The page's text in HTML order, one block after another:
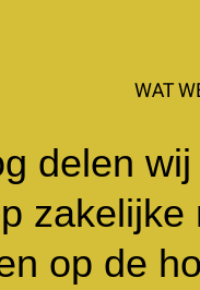
WAT
delen
op de